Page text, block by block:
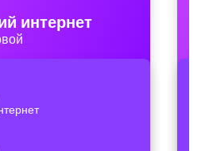
интернет